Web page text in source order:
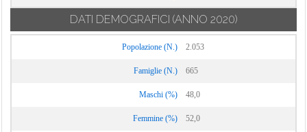
DATI DEMOGRAFICI (ANNO 2020)
Popolazione (N.) 2.053
Famiglie (N.) 665
Maschi (%) 48,0
Femmine (%) 52,0